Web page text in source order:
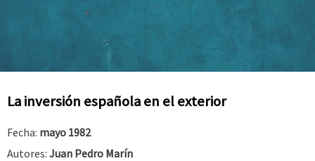
La inversión española en el exterior
Fecha: mayo 1982
Autores: Juan Pedro Marín